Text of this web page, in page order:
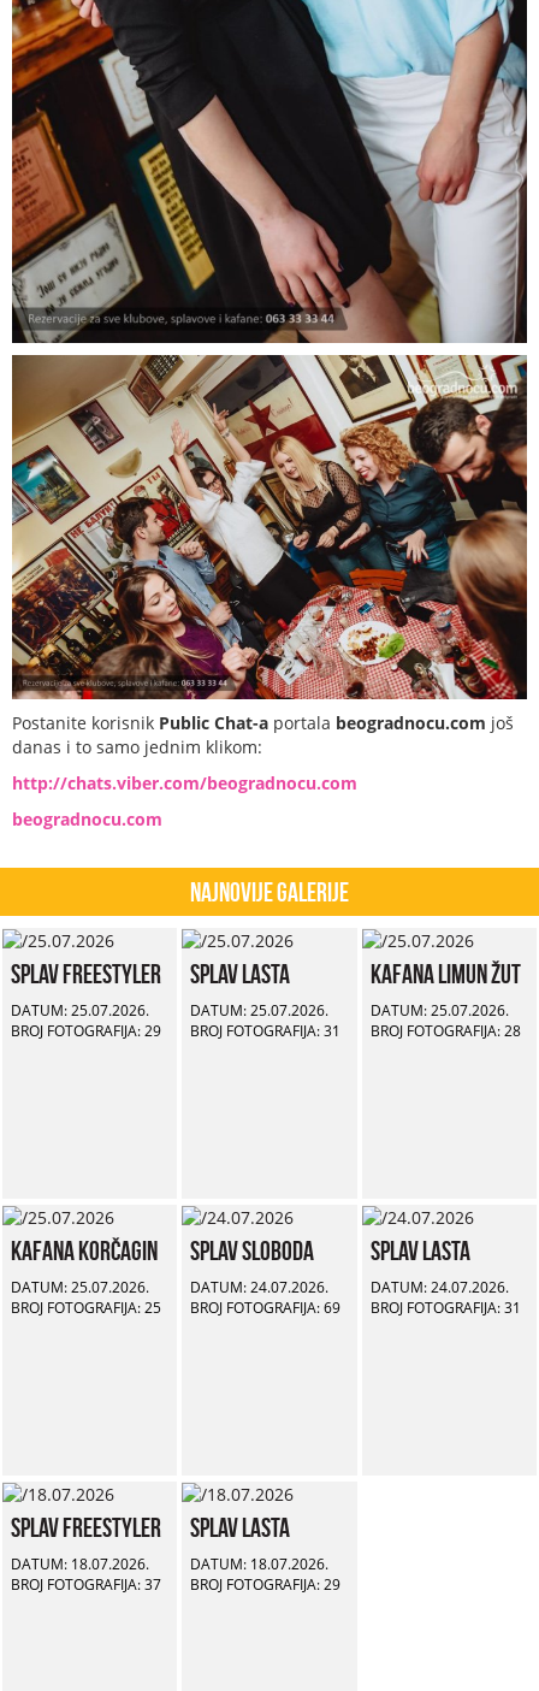
Postanite korisnik Public Chat-a portala beogradnocu.com još
danas i to samo jednim klikom:
http://chats.viber.com/beogradnocu.com
beogradnocu.com
Najnovije Galerije
Splav Freestyler
DATUM: 25.07.2026.
BROJ FOTOGRAFIJA: 29
Splav Lasta
DATUM: 25.07.2026.
BROJ FOTOGRAFIJA: 31
Kafana Limun Žut
DATUM: 25.07.2026.
BROJ FOTOGRAFIJA: 28
Kafana Korčagin
DATUM: 25.07.2026.
BROJ FOTOGRAFIJA: 25
Splav Sloboda
DATUM: 24.07.2026.
BROJ FOTOGRAFIJA: 69
Splav Lasta
DATUM: 24.07.2026.
BROJ FOTOGRAFIJA: 31
Splav Freestyler
DATUM: 18.07.2026.
BROJ FOTOGRAFIJA: 37
Splav Lasta
DATUM: 18.07.2026.
BROJ FOTOGRAFIJA: 29